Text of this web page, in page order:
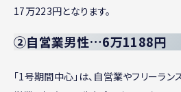
17万223円となります。
②自営業男性…6万1188円
「1号期間中心」は、自営業やフリーラ